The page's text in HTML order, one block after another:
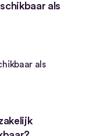
als
als